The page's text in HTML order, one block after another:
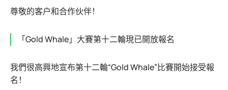
尊敬的客户和合作伙伴！
「Gold Whale」大賽第十二輪現已開放報名
我們很高興地宣布第十二輪“Gold Whale”比賽開始接受報
名！